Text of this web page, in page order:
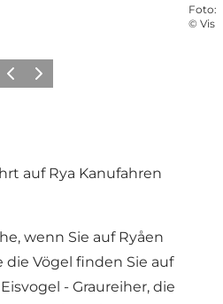
Foto:
©
ZurückWeiter
auf Rya Kanufahren
wenn Sie auf Ryåen
die Vögel finden Sie auf
- Graureiher, die